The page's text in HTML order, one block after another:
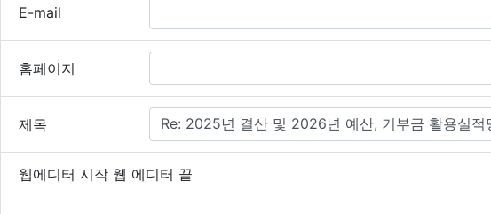
E-mail
홈페이지
제목
내용필수
웹에디터 시작 웹 에디터 끝